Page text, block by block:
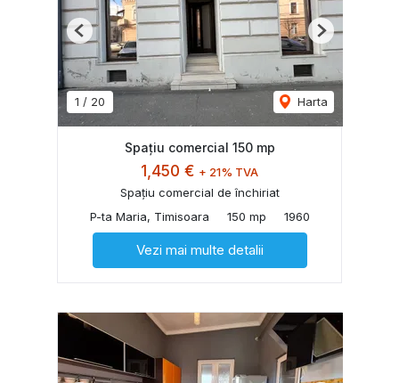
1 / 20 Harta
Previous Next
Spaţiu comercial 150 mp
1,450 € + 21% TVA
Spațiu comercial de închiriat
P-ta Maria, Timisoara
150 mp 1960
Vezi mai multe detalii